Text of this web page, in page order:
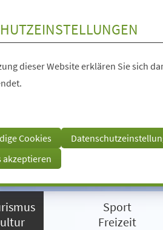
dieser Website erklären Sie sich
Cookies
akzeptieren
Sport
Freizeit